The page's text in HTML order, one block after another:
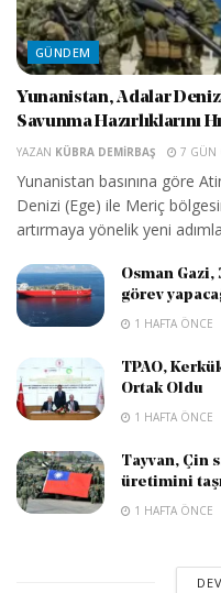
GÜNDEM
Yunanistan, Adalar
Savunma Hazırlıklarını
YAZAN KÜBRA DEMIRBAŞ 7 GÜN
Yunanistan basınına göre
Denizi (Ege) ile Meriç
artırmaya yönelik yeni
Osman Gazi,
görev
1 HAFTA ÖNCE
TPAO,
Ortak Oldu
1 HAFTA ÖNCE
Tayvan, Çin
üretimini
1 HAFTA ÖNCE